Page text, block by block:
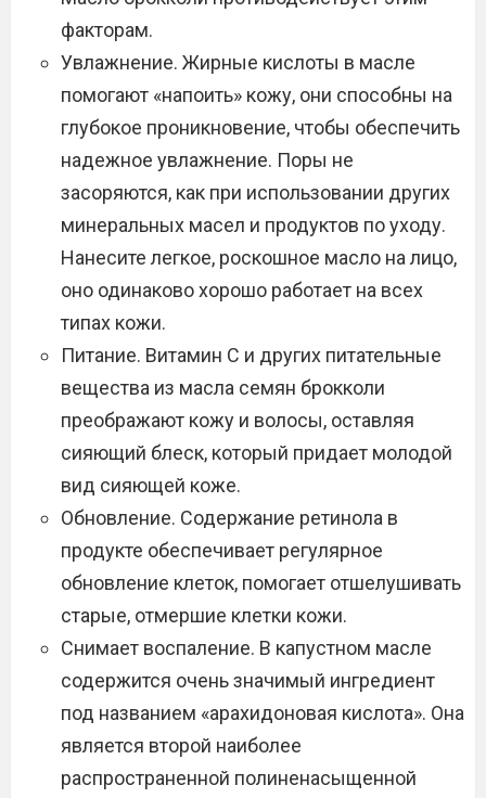
факторам.
Увлажнение. Жирные кислоты в масле
помогают «напоить» кожу, они способны на
глубокое проникновение, чтобы обеспечить
надежное увлажнение. Поры не
засоряются, как при использовании других
минеральных масел и продуктов по уходу.
Нанесите легкое, роскошное масло на лицо,
оно одинаково хорошо работает на всех
типах кожи.
Питание. Витамин С и других питательные
вещества из масла семян брокколи
преображают кожу и волосы, оставляя
сияющий блеск, который придает молодой
вид сияющей коже.
Обновление. Содержание ретинола в
продукте обеспечивает регулярное
обновление клеток, помогает отшелушивать
старые, отмершие клетки кожи.
Снимает воспаление. В капустном масле
содержится очень значимый ингредиент
под названием «арахидоновая кислота». Она
является второй наиболее
распространенной полиненасыщенной